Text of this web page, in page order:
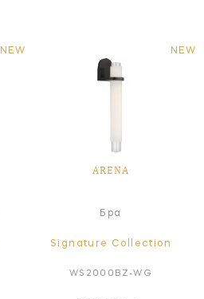
NEW NEW
ARENA
Бра
Signature Collection
WS2000BZ-WG